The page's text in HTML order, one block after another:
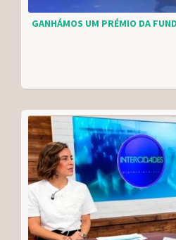
GANHÁMOS UM PRÉMIO DA